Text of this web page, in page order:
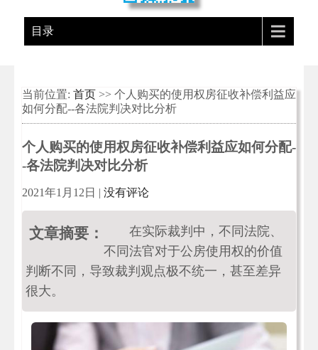
目录
当前位置: 首页 >> 个人购买的使用权房征收补偿利益应
如何分配--各法院判决对比分析
个人购买的使用权房征收补偿利益应如何分配-
-各法院判决对比分析
2021年1月12日 | 没有评论
文章摘要：
在实际裁判中，不同法院、
不同法官对于公房使用权的价值
判断不同，导致裁判观点极不统一，甚至差异
很大。